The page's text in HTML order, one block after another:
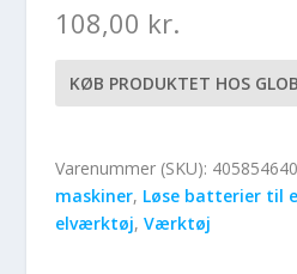
108,00 kr.
KØB PRODUKTET HOS
Varenummer (SKU):
maskiner, Løse batterier til
elværktøj,Værktøj